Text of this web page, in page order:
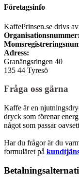
Företagsinfo
KaffePrinsen.se drivs
Organisationsnummer:
Adress:
Granängsringen 40
135 44 Tyresö
Fråga oss gärna
Kaffe är en
dryck som förenar
något som passar
Har du frågor är du
formuläret på